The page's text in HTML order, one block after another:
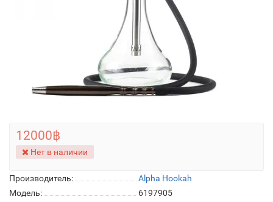
Производитель:
Alpha Hookah
Модель:
6197905
12000฿
Нет в наличии